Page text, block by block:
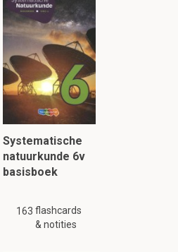
Systematische
natuurkunde 6v
basisboek
163 flashcards
& notities